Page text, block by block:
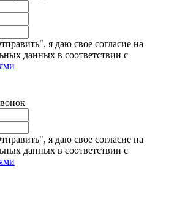
я даю свое согласие на
данных в соответствии с
я даю свое согласие на
данных в соответствии с